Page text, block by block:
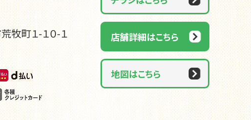
牧町１-１０-１
店舗詳細はこちら
地図はこちら